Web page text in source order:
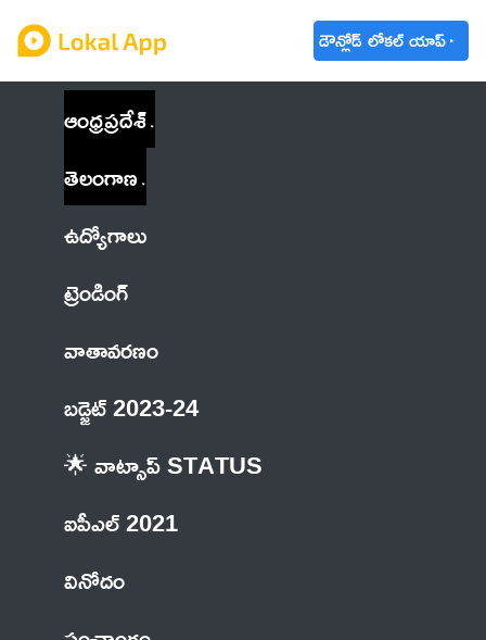
డౌన్లోడ్ లోకల్ యాప్
ఆంధ్రప్రదేశ్
తెలంగాణ
ఉద్యోగాలు
ట్రెండింగ్
వాతావరణం
బడ్జెట్ 2023-24
🌟 వాట్సాప్ STATUS
ఐపీఎల్ 2021
వినోదం